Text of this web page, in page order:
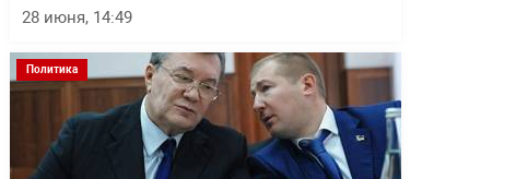
28 июня, 14:49
Политика